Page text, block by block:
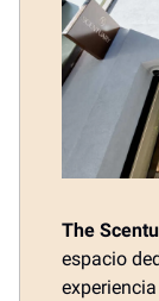
The
espacio